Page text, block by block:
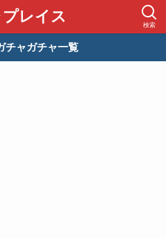
レイス 検索
チャガチャ一覧